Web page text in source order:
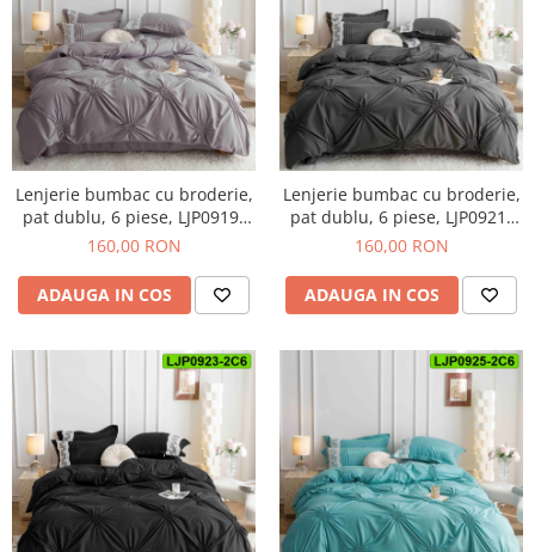
Lenjerie bumbac cu broderie,
pat dublu, 6 piese, LJP0919-
2C6
160,00 RON
ADAUGA IN COS
Lenjerie bumbac cu broderie,
pat dublu, 6 piese, LJP0921-
2C6
160,00 RON
ADAUGA IN COS